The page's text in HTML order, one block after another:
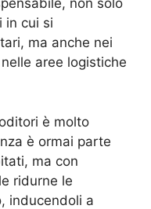
non solo
in cui si
ma anche nei
aree logistiche
è molto
è ormai parte
ma con
ridurne le
inducendoli a